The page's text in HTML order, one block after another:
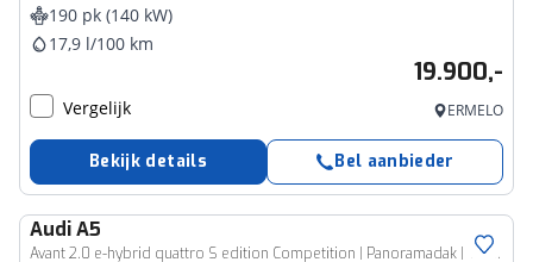
190 pk (140 kW)
17,9 l/100 km
19.900,-
Vergelijk ERMELO
Bekijk details Bel aanbieder
AudiA5
Avant 2.0 e-hybrid quattro S edition Competition | Panoramadak | Trekhaak | Bang & Olufsen | Sportonderstel | Sfeerverlichting | Verwarmbare voorstoelen